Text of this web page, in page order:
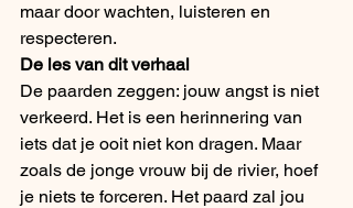
maar door wachten, luisteren en
respecteren.
De les van dit verhaal
De paarden zeggen: jouw angst is niet
verkeerd. Het is een herinnering van
iets dat je ooit niet kon dragen. Maar
zoals de jonge vrouw bij de rivier, hoef
je niets te forceren. Het paard zal jou